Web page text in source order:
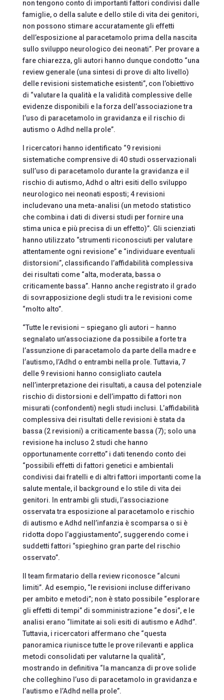
non tengono conto di importanti fattori condivisi dalle
famiglie, o della salute e dello stile di vita dei genitori,
non possono stimare accuratamente gli effetti
dell’esposizione al paracetamolo prima della nascita
sullo sviluppo neurologico dei neonati”. Per provare a
fare chiarezza, gli autori hanno dunque condotto “una
review generale (una sintesi di prove di alto livello)
delle revisioni sistematiche esistenti”, con l’obiettivo
di “valutare la qualità e la validità complessive delle
evidenze disponibili e la forza dell’associazione tra
l’uso di paracetamolo in gravidanza e il rischio di
autismo o Adhd nella prole”.
I ricercatori hanno identificato “9 revisioni
sistematiche comprensive di 40 studi osservazionali
sull’uso di paracetamolo durante la gravidanza e il
rischio di autismo, Adhd o altri esiti dello sviluppo
neurologico nei neonati esposti; 4 revisioni
includevano una meta-analisi (un metodo statistico
che combina i dati di diversi studi per fornire una
stima unica e più precisa di un effetto)”. Gli scienziati
hanno utilizzato “strumenti riconosciuti per valutare
attentamente ogni revisione” e “individuare eventuali
distorsioni”, classificando l’affidabilità complessiva
dei risultati come “alta, moderata, bassa o
criticamente bassa”. Hanno anche registrato il grado
di sovrapposizione degli studi tra le revisioni come
“molto alto”.
“Tutte le revisioni – spiegano gli autori – hanno
segnalato un’associazione da possibile a forte tra
l’assunzione di paracetamolo da parte della madre e
l’autismo, l’Adhd o entrambi nella prole. Tuttavia, 7
delle 9 revisioni hanno consigliato cautela
nell’interpretazione dei risultati, a causa del potenziale
rischio di distorsioni e dell’impatto di fattori non
misurati (confondenti) negli studi inclusi. L’affidabilità
complessiva dei risultati delle revisioni è stata da
bassa (2 revisioni) a criticamente bassa (7); solo una
revisione ha incluso 2 studi che hanno
opportunamente corretto” i dati tenendo conto dei
“possibili effetti di fattori genetici e ambientali
condivisi dai fratelli e di altri fattori importanti come la
salute mentale, il background e lo stile di vita dei
genitori. In entrambi gli studi, l’associazione
osservata tra esposizione al paracetamolo e rischio
di autismo e Adhd nell’infanzia è scomparsa o si è
ridotta dopo l’aggiustamento”, suggerendo come i
suddetti fattori “spieghino gran parte del rischio
osservato”.
Il team firmatario della review riconosce “alcuni
limiti”. Ad esempio, “le revisioni incluse differivano
per ambito e metodi”; non è stato possibile “esplorare
gli effetti di tempi” di somministrazione “e dosi”, e le
analisi erano “limitate ai soli esiti di autismo e Adhd”.
Tuttavia, i ricercatori affermano che “questa
panoramica riunisce tutte le prove rilevanti e applica
metodi consolidati per valutarne la qualità”,
mostrando in definitiva “la mancanza di prove solide
che colleghino l’uso di paracetamolo in gravidanza e
l’autismo e l’Adhd nella prole”.